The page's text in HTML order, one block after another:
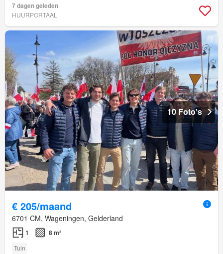
7 dagen geleden
HUURPORTAAL
10 Foto's
€ 205/maand
6701 CM, Wageningen, Gelderland
1 8 m²
Tuin